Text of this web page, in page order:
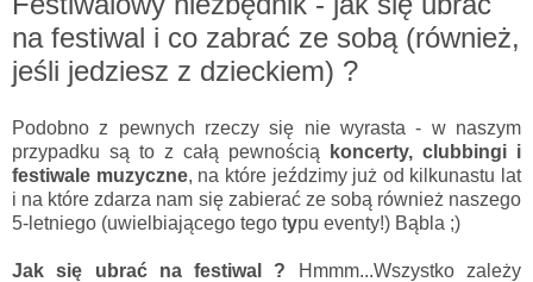
na festiwal i co zabrać ze sobą (również,
jeśli jedziesz z dzieckiem) ?
Podobno z pewnych rzeczy się nie wyrasta - w naszym
przypadku są to z całą pewnością
koncerty, clubbingi i
festiwale muzyczne, na które jeździmy już od kilkunastu lat
i na które zdarza nam się zabierać ze sobą również naszego
5-letniego (uwielbiającego tego typu eventy!) Bąbla ;)
Jak się ubrać na festiwal ? Hmmm...Wszystko zależy